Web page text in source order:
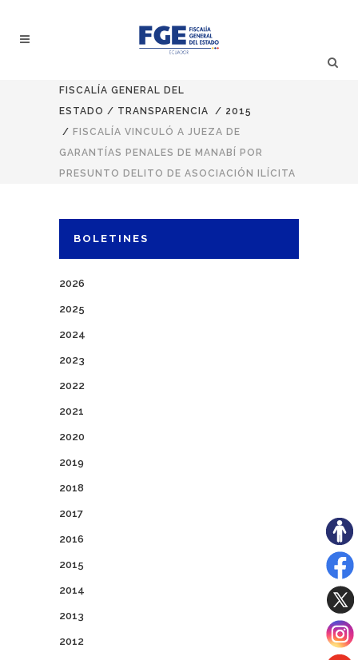
FISCALÍA GENERAL DEL
ESTADO / TRANSPARENCIA / 2015
/ FISCALÍA VINCULÓ A JUEZA DE
GARANTÍAS PENALES DE MANABÍ POR
PRESUNTO DELITO DE ASOCIACIÓN ILÍCITA
BOLETINES
2026
2025
2024
2023
2022
2021
2020
2019
2018
2017
2016
2015
2014
2013
2012